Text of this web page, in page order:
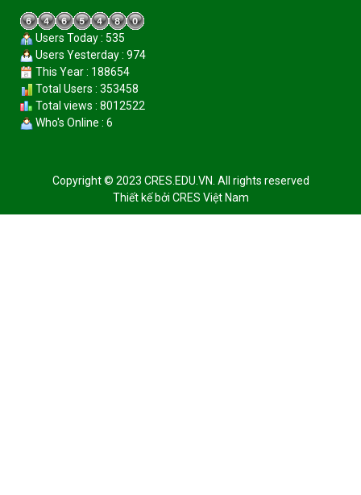
Users Today : 535
Users Yesterday : 974
This Year : 188654
Total Users : 353458
Total views : 8012522
Who's Online : 6
Copyright © 2023 CRES.EDU.VN. All rights reserved
Thiết kế bởi CRES Việt Nam